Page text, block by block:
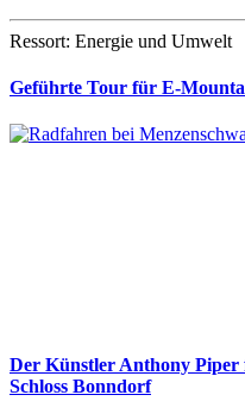
Ressort: Energie und Umwelt
Geführte Tour für E-
Der Künstler Anthony Piper
Schloss Bonndorf